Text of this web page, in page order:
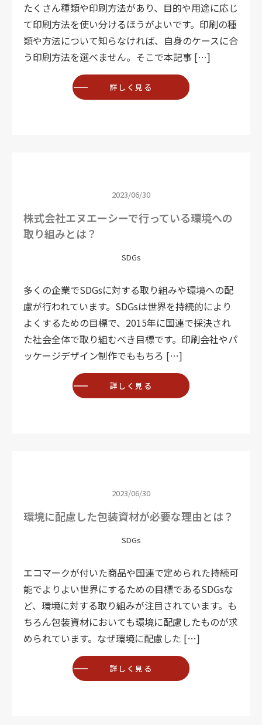
たくさん種類や印刷方法があり、目的や用途に応じ
て印刷方法を使い分けるほうがよいです。印刷の種
類や方法について知らなければ、自身のケースに合
う印刷方法を選べません。そこで本記事 […]
詳しく見る
2023/06/30
株式会社エヌエーシーで行っている環境への
取り組みとは？
SDGs
多くの企業でSDGsに対する取り組みや環境への配
慮が行われています。SDGsは世界を持続的により
よくするための目標で、2015年に国連で採決され
た社会全体で取り組むべき目標です。印刷会社やパ
ッケージデザイン制作でももちろ […]
詳しく見る
2023/06/30
環境に配慮した包装資材が必要な理由とは？
SDGs
エコマークが付いた商品や国連で定められた持続可
能でよりよい世界にするための目標であるSDGsな
ど、環境に対する取り組みが注目されています。も
ちろん包装資材においても環境に配慮したものが求
められています。なぜ環境に配慮した […]
詳しく見る